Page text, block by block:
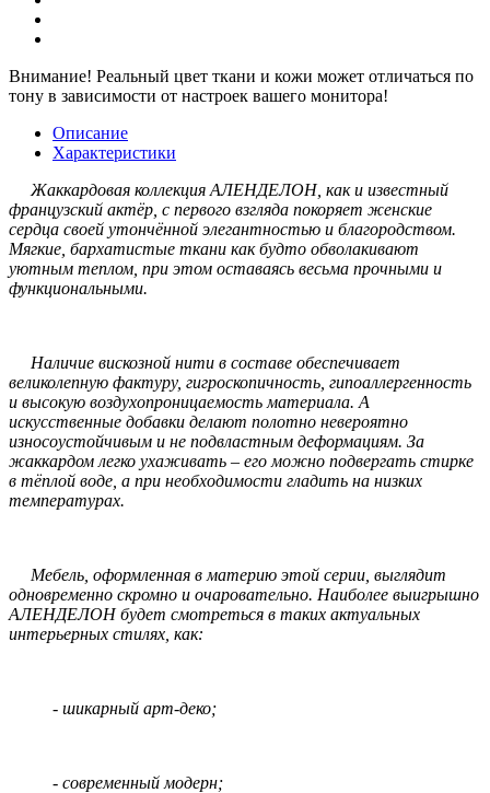
Внимание! Реальный цвет ткани и кожи может отличаться по
тону в зависимости от настроек вашего монитора!
Описание
Характеристики
Жаккардовая коллекция АЛЕНДЕЛОН, как и известный
французский актёр, с первого взгляда покоряет женские
сердца своей утончённой элегантностью и благородством.
Мягкие, бархатистые ткани как будто обволакивают
уютным теплом, при этом оставаясь весьма прочными и
функциональными.
Наличие вискозной нити в составе обеспечивает
великолепную фактуру, гигроскопичность, гипоаллергенность
и высокую воздухопроницаемость материала. А
искусственные добавки делают полотно невероятно
износоустойчивым и не подвластным деформациям. За
жаккардом легко ухаживать – его можно подвергать стирке
в тёплой воде, а при необходимости гладить на низких
температурах.
Мебель, оформленная в материю этой серии, выглядит
одновременно скромно и очаровательно. Наиболее выигрышно
АЛЕНДЕЛОН будет смотреться в таких актуальных
интерьерных стилях, как:
- шикарный арт-деко;
- современный модерн;